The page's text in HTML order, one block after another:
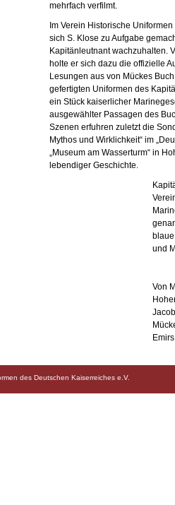
mehrfach verfilmt.
Im Verein Historische
sich S. Klose zu Aufgabe
Kapitänleutnant wachzuhalten.
holte er sich dazu die offizielle
Lesungen aus von Mückes
gefertigten Uniformen des
ein Stück kaiserlicher
ausgewählter Passagen des
Szenen erfuhren zuletzt die
Mythos und Wirklichkeit“ im
„Museum am Wasserturm“ in
lebendiger Geschichte.
und
Von
des Deutschen Kaiserreiches e.V.